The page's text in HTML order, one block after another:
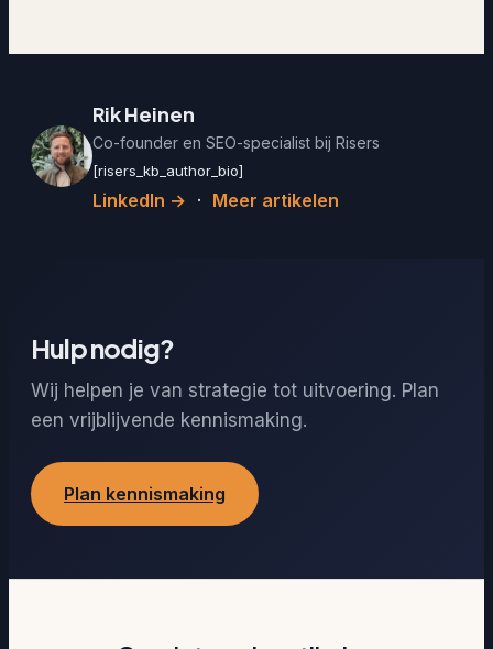
Rik Heinen
Co-founder en SEO-specialist bij Risers
[risers_kb_author_bio]
LinkedIn → · Meer artikelen
Hulp nodig?
Wij helpen je van strategie tot uitvoering. Plan
een vrijblijvende kennismaking.
Plan kennismaking